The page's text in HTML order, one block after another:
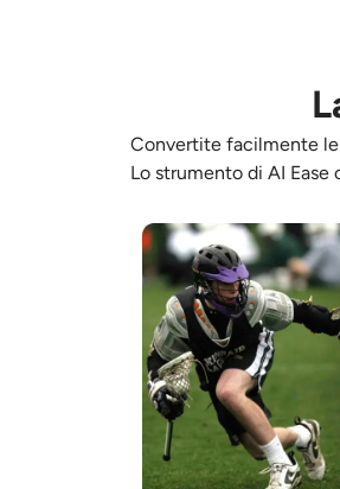
Convertite facilmente
Lo strumento di AI